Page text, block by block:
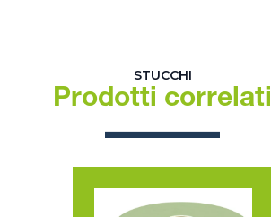
STUCCHI
Prodotti correlati